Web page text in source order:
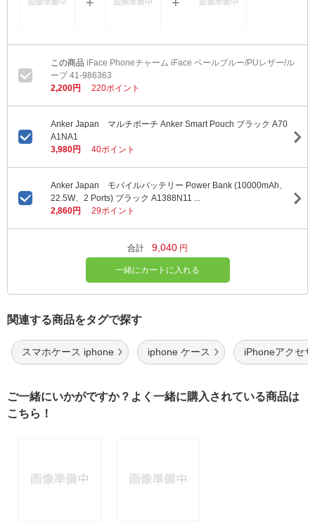
iFace Phoneチャーム iFace ペールブルー/PUレザー/ル
ープ 41-986363
2,200円
220ポイント
Anker Japan マルチポーチ Anker Smart Pouch ブラック A70
A1NA1
3,980円
40ポイント
Anker Japan モバイルバッテリー Power Bank (10000mAh、
22.5W、2 Ports) ブラック A1388N11 ...
2,860円
29ポイント
合計 9,040 円
一緒にカートに入れる
関連する商品をタグで探す
スマホケース iphone iphone ケース iPhoneアクセ
ご一緒にいかがですか？よく一緒に購入されている商品は
こちら！